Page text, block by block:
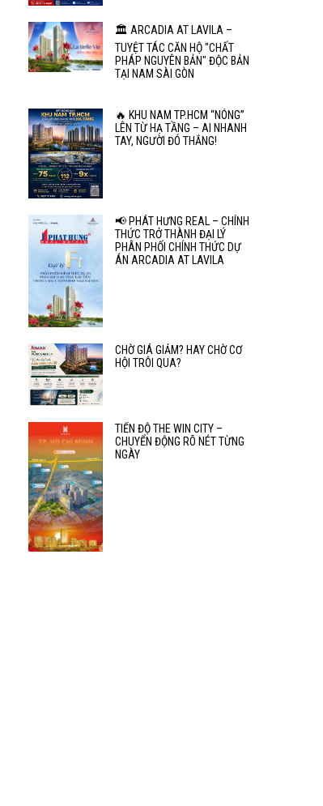
🏛️ ARCADIA AT LAVILA –
TUYỆT TÁC CĂN HỘ "CHẤT
PHÁP NGUYÊN BẢN" ĐỘC BẢN
TẠI NAM SÀI GÒN
🔥 KHU NAM TP.HCM “NÓNG”
LÊN TỪ HẠ TẦNG – AI NHANH
TAY, NGƯỜI ĐÓ THẮNG!
📢 PHÁT HƯNG REAL – CHÍNH
THỨC TRỞ THÀNH ĐẠI LÝ
PHÂN PHỐI CHÍNH THỨC DỰ
ÁN ARCADIA AT LAVILA
CHỜ GIÁ GIẢM? HAY CHỜ CƠ
HỘI TRÔI QUA?
TIẾN ĐỘ THE WIN CITY –
CHUYỂN ĐỘNG RÕ NÉT TỪNG
NGÀY